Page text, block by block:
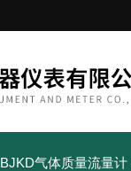
BJKD气体质量流量计